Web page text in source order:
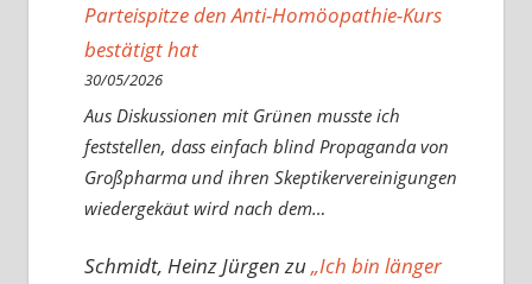
Parteispitze den Anti-Homöopathie-Kurs
bestätigt hat
30/05/2026
Aus Diskussionen mit Grünen musste ich
feststellen, dass einfach blind Propaganda von
Großpharma und ihren Skeptikervereinigungen
wiedergekäut wird nach dem…
Schmidt, Heinz Jürgenzu„Ich bin länger